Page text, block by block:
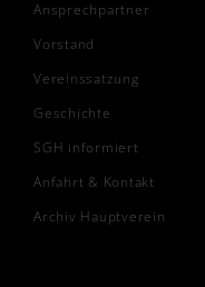
Ansprechpartner
Vorstand
Vereinssatzung
Geschichte
SGH informiert
Anfahrt & Kontakt
Archiv Hauptverein